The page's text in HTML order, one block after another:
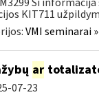
KIT711
VMI seminarai
ar
07-23